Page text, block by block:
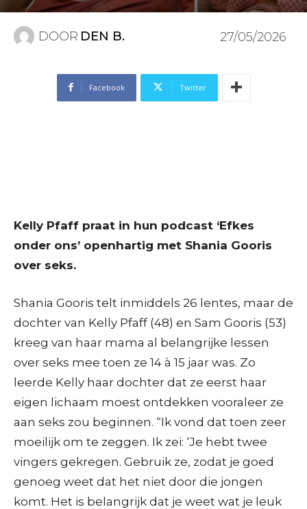
DOOR DEN B. 27/05/2026
Facebook Twitter
Kelly Pfaff praat in hun podcast ‘Efkes
onder ons’ openhartig met Shania Gooris
over seks.
Shania Gooris telt inmiddels 26 lentes, maar de
dochter van Kelly Pfaff (48) en Sam Gooris (53)
kreeg van haar mama al belangrijke lessen
over seks mee toen ze 14 à 15 jaar was. Zo
leerde Kelly haar dochter dat ze eerst haar
eigen lichaam moest ontdekken vooraleer ze
aan seks zou beginnen. “Ik vond dat toen zeer
moeilijk om te zeggen. Ik zei: ‘Je hebt twee
vingers gekregen. Gebruik ze, zodat je goed
genoeg weet dat het niet door die jongen
komt. Het is belangrijk dat je weet wat je leuk